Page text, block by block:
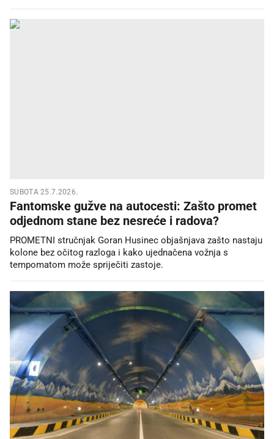
SUBOTA 25.7.2026.
Fantomske gužve na autocesti: Zašto promet
odjednom stane bez nesreće i radova?
PROMETNI stručnjak Goran Husinec objašnjava zašto nastaju
kolone bez očitog razloga i kako ujednačena vožnja s
tempomatom može spriječiti zastoje.